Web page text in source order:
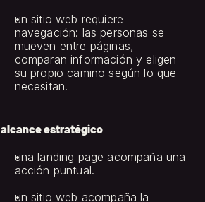
un sitio web requiere
navegación: las personas se
mueven entre páginas,
comparan información y eligen
su propio camino según lo que
necesitan.
alcance estratégico
una landing page acompaña una
acción puntual.
un sitio web acompaña la